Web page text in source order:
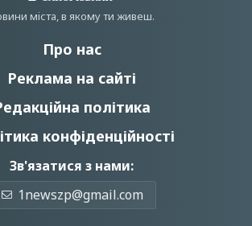
мiста, в якому ти живеш.
Про нас
Реклама на сайті
політика
конфіденційності
Зв'язатися з нами:
1newszp@gmail.com